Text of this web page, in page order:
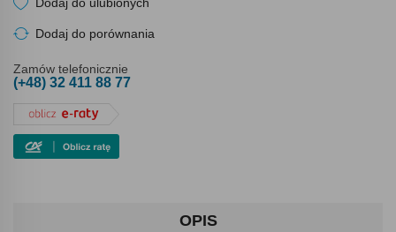
Dodaj do ulubionych
Dodaj do porównania
Zamów telefonicznie
(+48) 32 411 88 77
OPIS